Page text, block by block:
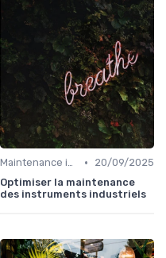
Maintenance infrastructures •
20/09/2025
Optimiser la maintenance
des instruments industriels